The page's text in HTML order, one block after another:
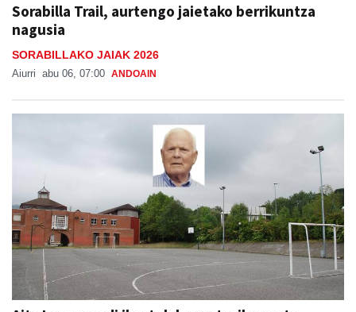
Sorabilla Trail, aurtengo jaietako berrikuntza
nagusia
SORABILLAKO JAIAK 2026
Aiurri abu 06, 07:00 ANDOAIN